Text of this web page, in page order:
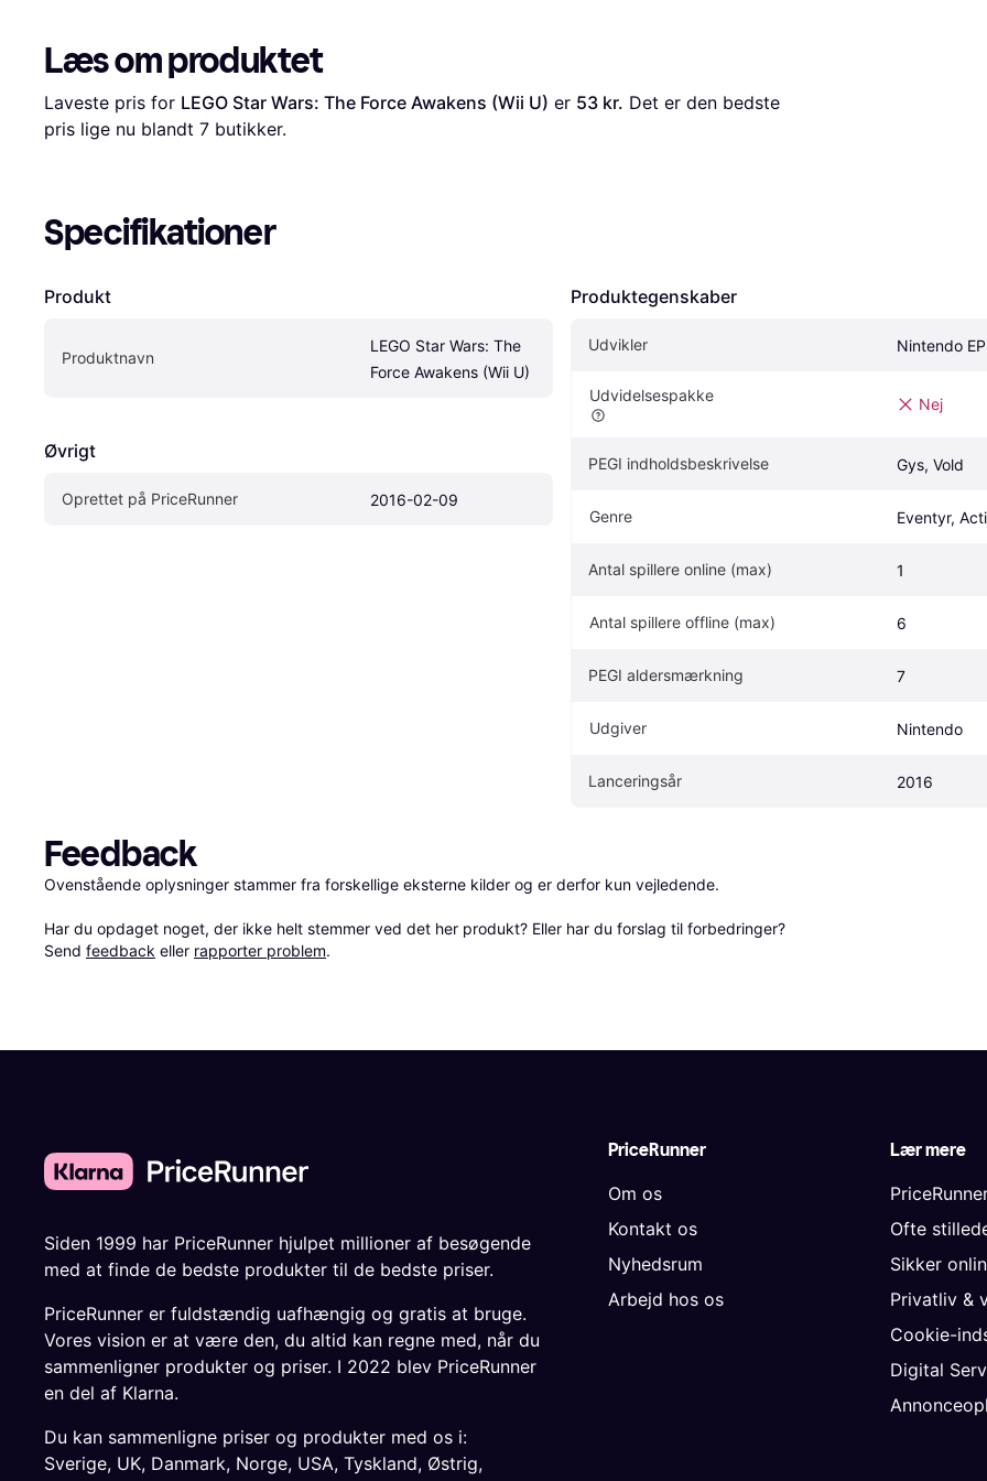
Læs om produktet
Laveste pris for LEGO Star Wars: The Force Awakens (Wii U) er 53 kr. Det er den bedste
pris lige nu blandt 7 butikker.
Specifikationer
Produkt
Produktnavn
LEGO Star Wars: The
Force Awakens (Wii U)
Øvrigt
Oprettet på PriceRunner 2016-02-09
Produktegenskaber
Udvikler Nintendo
Udvidelsespakke Nej
PEGI indholdsbeskrivelse Gys, Vold
Genre Eventyr,
Antal spillere online (max) 1
Antal spillere offline (max) 6
PEGI aldersmærkning 7
Udgiver Nintendo
Lanceringsår 2016
Feedback
Ovenstående oplysninger stammer fra forskellige eksterne kilder og er derfor kun vejledende.
Har du opdaget noget, der ikke helt stemmer ved det her produkt? Eller har du forslag til forbedringer?
Send feedback eller rapporter problem.
PriceRunner
Om os
Kontakt os
Nyhedsrum
Arbejd hos os
Lær mere
Ofte
Sikker
Privatliv &
Cookie-
Digital
Siden 1999 har PriceRunner hjulpet millioner af besøgende
med at finde de bedste produkter til de bedste priser.
PriceRunner er fuldstændig uafhængig og gratis at bruge.
Vores vision er at være den, du altid kan regne med, når du
sammenligner produkter og priser. I 2022 blev PriceRunner
en del af Klarna.
Du kan sammenligne priser og produkter med os i:
Sverige, UK, Danmark, Norge, USA, Tyskland, Østrig,